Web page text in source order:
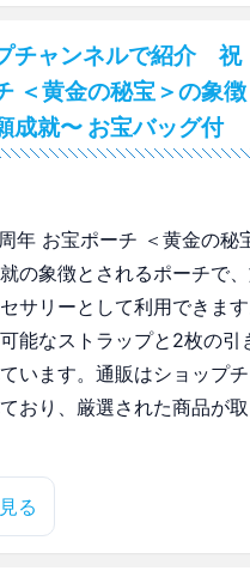
チャンネルで紹介 祝
＜黄金の秘宝＞の象
成就〜 お宝バッグ付
周年 お宝ポーチ ＜黄金の
の象徴とされるポーチで
サリーとして利用できま
能なストラップと2枚の引
います。通販はショップ
おり、厳選された商品が
る